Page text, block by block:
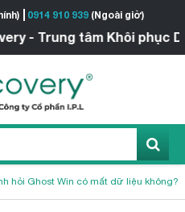
0914 910 939(Ngoài giờ)
- Trung tâm Khôi phục Dữ
hỏi Ghost Win có mất dữ liệu không?